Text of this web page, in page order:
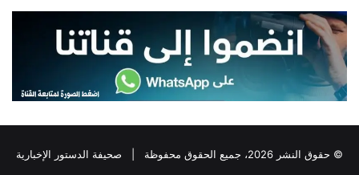
© حقوق النشر 2026، جميع الحقوق محفوظة |
صحيفة الدستور الإخبارية